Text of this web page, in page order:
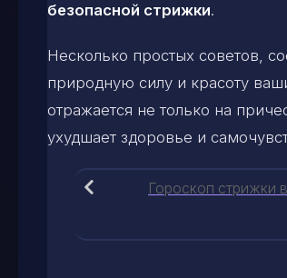
безопасной стрижки.
Несколько простых советов,
природную силу и красоту
отражается не только на
ухудшает здоровье и
Гороскоп стрижки